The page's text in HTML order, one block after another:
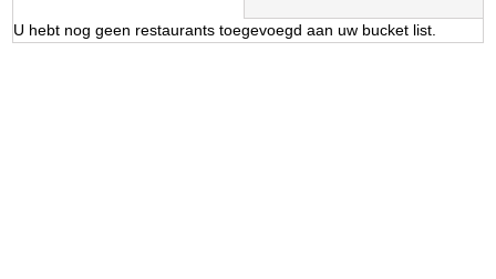
U hebt nog geen restaurants toegevoegd aan uw bucket list.